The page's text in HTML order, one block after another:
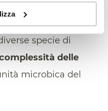
tra le
specie di
delle
microbica del